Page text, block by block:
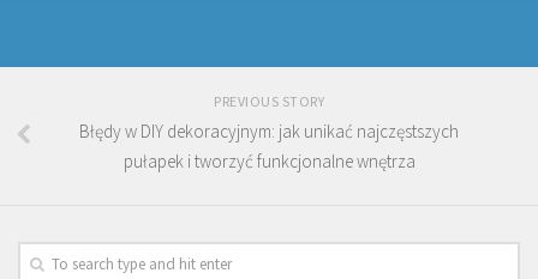
PREVIOUS STORY
Błędy w DIY dekoracyjnym: jak unikać najczęstszych
pułapek i tworzyć funkcjonalne wnętrza